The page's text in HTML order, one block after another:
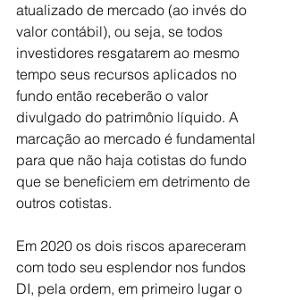
atualizado de mercado (ao invés do
valor contábil), ou seja, se todos
investidores resgatarem ao mesmo
tempo seus recursos aplicados no
fundo então receberão o valor
divulgado do patrimônio líquido. A
marcação ao mercado é fundamental
para que não haja cotistas do fundo
que se beneficiem em detrimento de
outros cotistas.
Em 2020 os dois riscos apareceram
com todo seu esplendor nos fundos
DI, pela ordem, em primeiro lugar o